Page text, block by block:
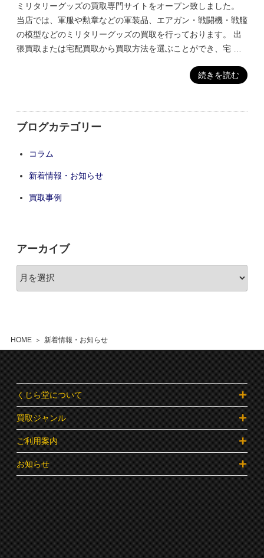
HOME 新着情報・お知らせ
ミリタリーグッズの買取専門サイトをオープン致しました。
当店では、軍服や勲章などの軍装品、エアガン・戦闘機・戦艦
の模型などのミリタリーグッズの買取を行っております。 出
張買取または宅配買取から買取方法を選ぶことができ、宅 …
続きを読む
ブログカテゴリー
コラム
新着情報・お知らせ
買取事例
アーカイブ
くじら堂について
買取ジャンル
ご利用案内
お知らせ